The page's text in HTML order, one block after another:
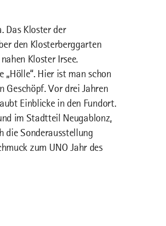
Das Kloster der
den Klosterberggarten
Kloster Irsee.
Hier ist man schon
Geschöpf. Vor drei Jahren
Einblicke in den Fundort.
im Stadtteil Neugablonz,
die Sonderausstellung
zum UNO Jahr des